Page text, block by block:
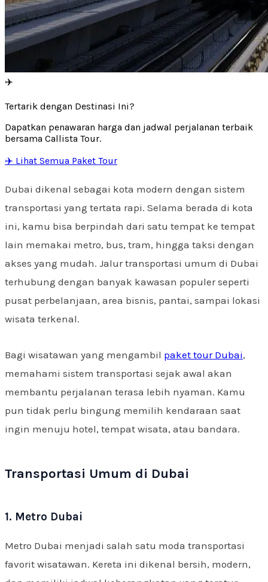
✈️
Tertarik dengan Destinasi Ini?
Dapatkan penawaran harga dan jadwal perjalanan terbaik
bersama Callista Tour.
✈️ Lihat Semua Paket Tour
Dubai dikenal sebagai kota modern dengan sistem
transportasi yang tertata rapi. Selama berada di kota
ini, kamu bisa berpindah dari satu tempat ke tempat
lain memakai metro, bus, tram, hingga taksi dengan
akses yang mudah. Jalur transportasi umum di Dubai
terhubung dengan banyak kawasan populer seperti
pusat perbelanjaan, area bisnis, pantai, sampai lokasi
wisata terkenal.
Bagi wisatawan yang mengambil paket tour Dubai,
memahami sistem transportasi sejak awal akan
membantu perjalanan terasa lebih nyaman. Kamu
pun tidak perlu bingung memilih kendaraan saat
ingin menuju hotel, tempat wisata, atau bandara.
Transportasi Umum di Dubai
1. Metro Dubai
Metro Dubai menjadi salah satu moda transportasi
favorit wisatawan. Kereta ini dikenal bersih, modern,